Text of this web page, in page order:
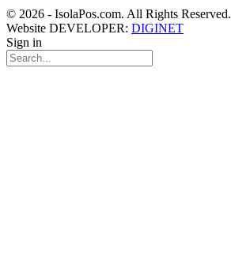
© 2026 - IsolaPos.com. All Rights Reserved.
Website DEVELOPER: DIGINET
Sign in